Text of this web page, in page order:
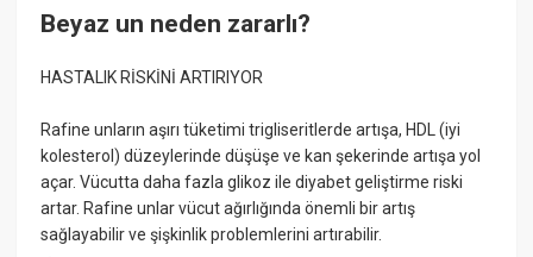
Beyaz un neden zararlı?
HASTALIK RİSKİNİ ARTIRIYOR
Rafine unların aşırı tüketimi trigliseritlerde artışa, HDL (iyi
kolesterol) düzeylerinde düşüşe ve kan şekerinde artışa yol
açar. Vücutta daha fazla glikoz ile diyabet geliştirme riski
artar. Rafine unlar vücut ağırlığında önemli bir artış
sağlayabilir ve şişkinlik problemlerini artırabilir.